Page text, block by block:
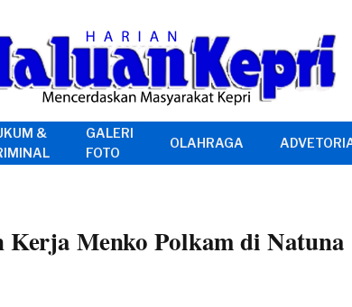
&
GALERI
FOTO
OLAHRAGA
Kerja Menko Polkam di Natuna